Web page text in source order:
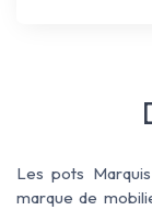
Les pots
marque de